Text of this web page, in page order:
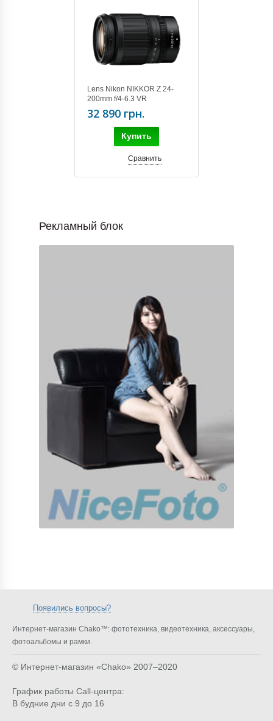
Lens Nikon NIKKOR Z 24-
200mm f/4-6.3 VR
32 890 грн.
Купить
Сравнить
Рекламный блок
Появились вопросы?
Интернет-магазин Chako™: фототехника, видеотехника, аксессуары,
фотоальбомы и рамки.
© Интернет-магазин «Chako» 2007–2020
График работы Call-центра:
В будние дни с 9 до 16